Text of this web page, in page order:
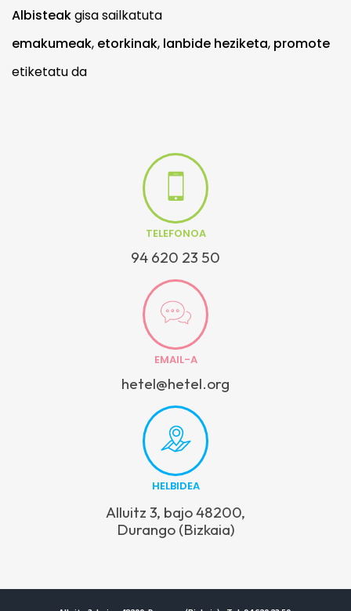
Albisteakgisa sailkatuta
emakumeak, etorkinak, lanbide heziketa, promote
etiketatu da
TELEFONOA
94 620 23 50
EMAIL-A
hetel@hetel.org
HELBIDEA
Alluitz 3, bajo 48200,
Durango (Bizkaia)